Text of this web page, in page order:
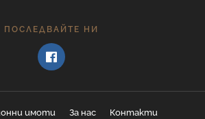
ПОСЛЕДВАЙТЕ НИ
имоти За нас Контакти